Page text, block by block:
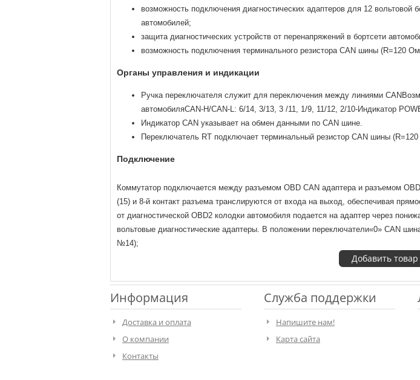
возможность подключения диагностических адаптеров для 12 вольтовой
автомобилей;
защита диагностических устройств от перенапряжений в бортсети
возможность подключения терминального резистора CAN шины (R=120
Органы управления и индикации
Ручка переключателя служит для переключения между линиями
автомобиляCAN-H/CAN-L: 6/14, 3/13, 3 /11, 1/9, 11/12, 2/10-Индикатор
Индикатор CAN указывает на обмен данными по CAN шине.
Переключатель RT подключает терминальный резистор CAN шины
Подключение
Коммутатор подключается между разъемом OBD CAN адаптера и разъемом
(15) и 8-й контакт разъема транслируются от входа на выход, обеспечивая
от диагностической OBD2 колодки автомобиля подается на адаптер через
вольтовые диагностические адаптеры. В положении переключатели«0» CAN
№14);
Информация
Доставка и оплата
О компании
Контакты
Служба поддержки
Напишите нам!
Карта сайта